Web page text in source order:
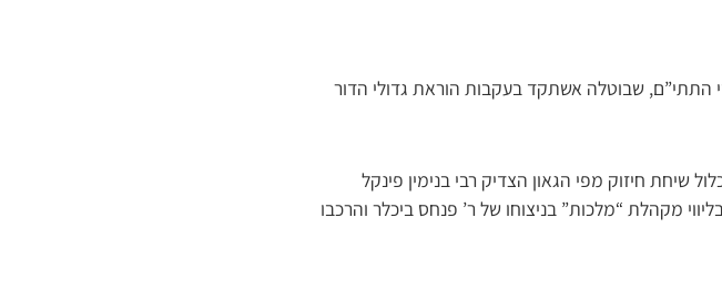
שבוטלה אשתקד בעקבות הוראת גדולי הדור
שיחת חיזוק מפי הגאון הצדיק רבי בנימין פינקל
מקהלת “מלכות” בניצוחו של ר’ פנחס ביכלר והרכבו